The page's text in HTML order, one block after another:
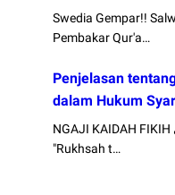
Swedia Gempar!!
Pembakar Qur'a…
Penjelasan
dalam Hukum
NGAJI KAIDAH FIKIH الرخص لا تناط بالمعاصي
"Rukhsah t…